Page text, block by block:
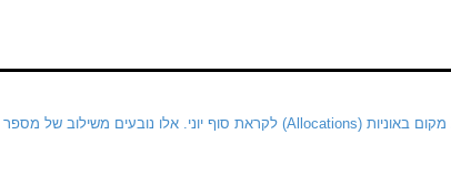
משלחים ובעלי המטענים מדווחים על קשיים להשיג מקום באוניות (Allocations) לקראת סוף יוני. אלו נובעים משילוב של מספר